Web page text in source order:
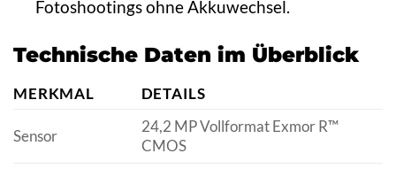
Fotoshootings ohne Akkuwechsel.
Technische Daten im Überblick
MERKMAL DETAILS
Sensor
24,2 MP Vollformat Exmor R™
CMOS